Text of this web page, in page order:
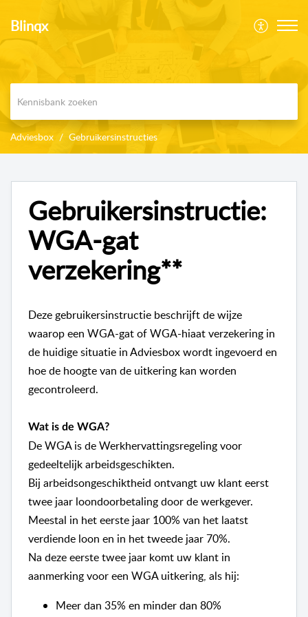
Blinqx
Adviesbox Gebruikersinstructies
Gebruikersinstructie:
WGA-gat
verzekering**
Deze gebruikersinstructie beschrijft de wijze
waarop een WGA-gat of WGA-hiaat verzekering in
de huidige situatie in Adviesbox wordt ingevoerd en
hoe de hoogte van de uitkering kan worden
gecontroleerd.
Wat is de WGA?
De WGA is de Werkhervattingsregeling voor
gedeeltelijk arbeidsgeschikten.
Bij arbeidsongeschiktheid ontvangt uw klant eerst
twee jaar loondoorbetaling door de werkgever.
Meestal in het eerste jaar 100% van het laatst
verdiende loon en in het tweede jaar 70%.
Na deze eerste twee jaar komt uw klant in
aanmerking voor een WGA uitkering, als hij:
Meer dan 35% en minder dan 80%